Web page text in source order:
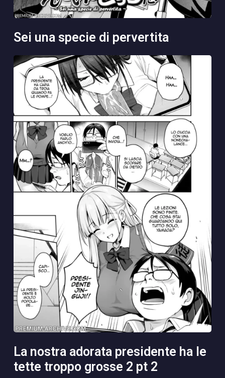
sei una specie di pervertita
la nostra adorata presidente ha le
tette troppo grosse 2 pt 2